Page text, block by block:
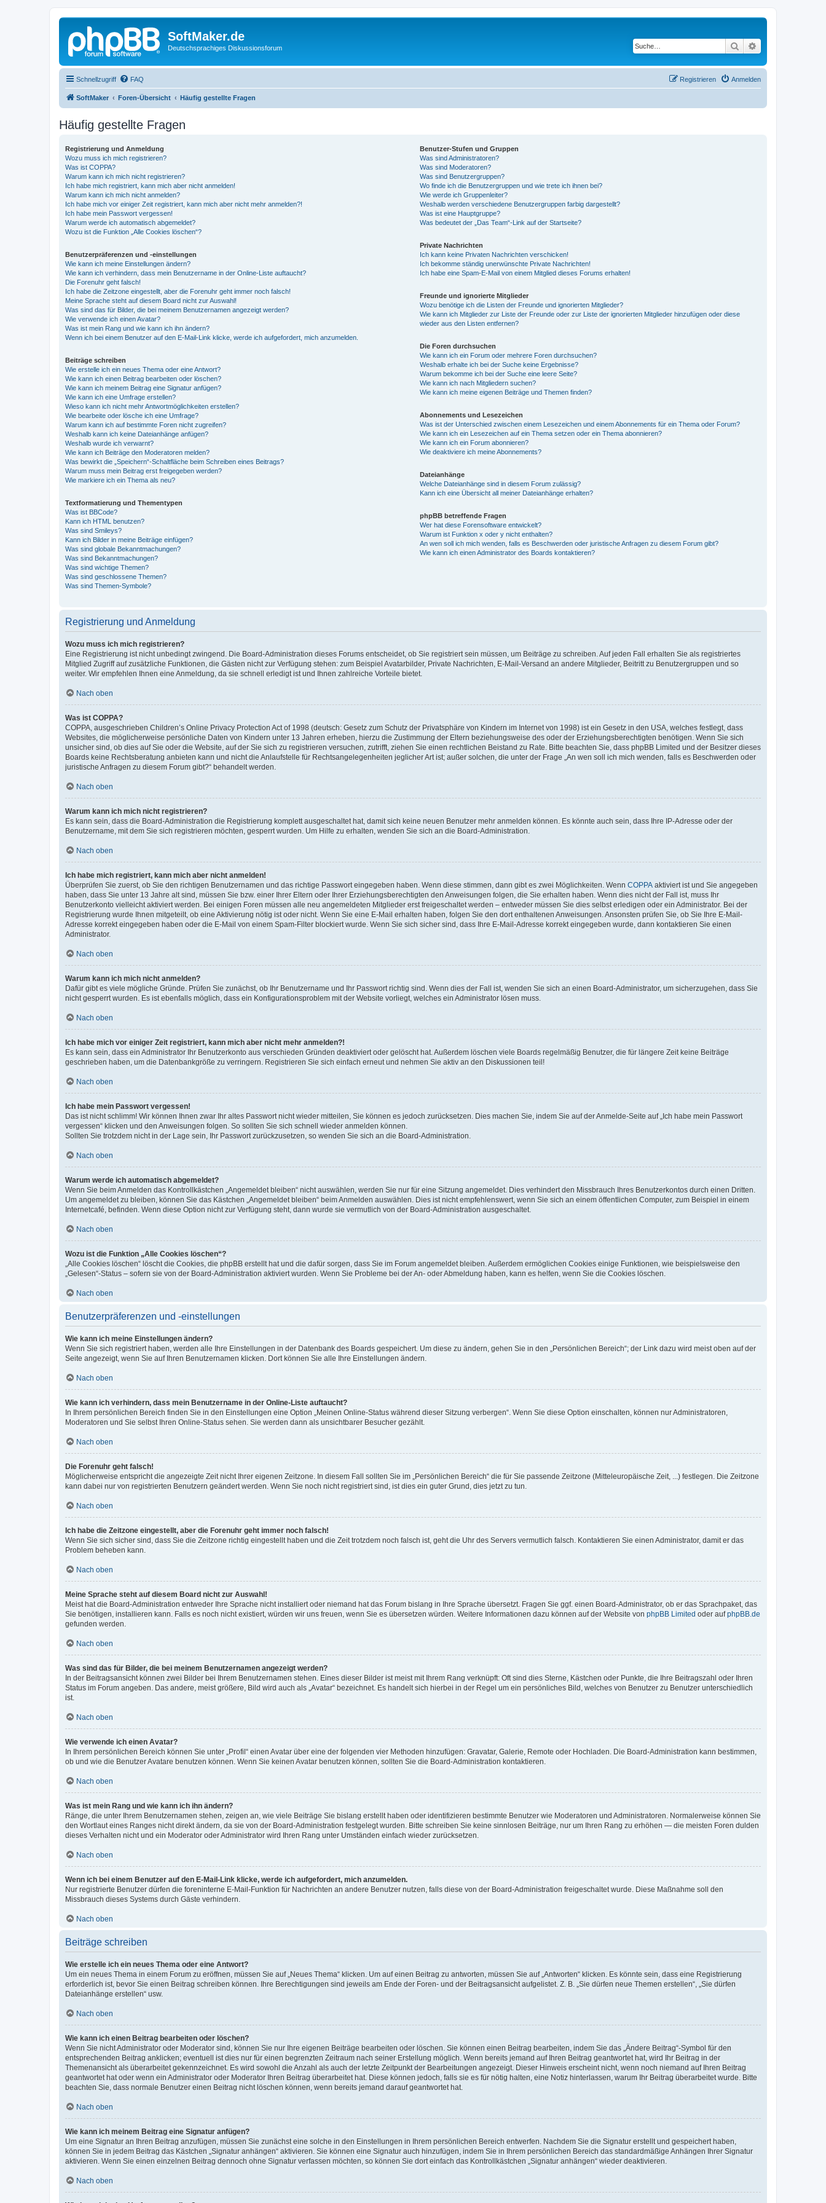
SoftMaker.de
Deutschsprachiges Diskussionsforum Suche
Schnellzugriff FAQ Anmelden
Registrieren
SoftMaker Foren-Übersicht Häufig gestellte Fragen
Häufig gestellte Fragen
Registrierung und Anmeldung
Wozu muss ich mich registrieren?
Was ist COPPA?
Warum kann ich mich nicht registrieren?
Ich habe mich registriert, kann mich aber nicht anmelden!
Warum kann ich mich nicht anmelden?
Ich habe mich vor einiger Zeit registriert, kann mich aber nicht mehr anmelden?!
Ich habe mein Passwort vergessen!
Warum werde ich automatisch abgemeldet?
Wozu ist die Funktion „Alle Cookies löschen“?
Benutzerpräferenzen und -einstellungen
Wie kann ich meine Einstellungen ändern?
Wie kann ich verhindern, dass mein Benutzername in der Online-Liste auftaucht?
Die Forenuhr geht falsch!
Ich habe die Zeitzone eingestellt, aber die Forenuhr geht immer noch falsch!
Meine Sprache steht auf diesem Board nicht zur Auswahl!
Was sind das für Bilder, die bei meinem Benutzernamen angezeigt werden?
Wie verwende ich einen Avatar?
Was ist mein Rang und wie kann ich ihn ändern?
Wenn ich bei einem Benutzer auf den E-Mail-Link klicke, werde ich aufgefordert, mich anzumelden.
Beiträge schreiben
Wie erstelle ich ein neues Thema oder eine Antwort?
Wie kann ich einen Beitrag bearbeiten oder löschen?
Wie kann ich meinem Beitrag eine Signatur anfügen?
Wie kann ich eine Umfrage erstellen?
Wieso kann ich nicht mehr Antwortmöglichkeiten erstellen?
Wie bearbeite oder lösche ich eine Umfrage?
Warum kann ich auf bestimmte Foren nicht zugreifen?
Weshalb kann ich keine Dateianhänge anfügen?
Weshalb wurde ich verwarnt?
Wie kann ich Beiträge den Moderatoren melden?
Was bewirkt die „Speichern“-Schaltfläche beim Schreiben eines Beitrags?
Warum muss mein Beitrag erst freigegeben werden?
Wie markiere ich ein Thema als neu?
Textformatierung und Thementypen
Was ist BBCode?
Kann ich HTML benutzen?
Was sind Smileys?
Kann ich Bilder in meine Beiträge einfügen?
Was sind globale Bekanntmachungen?
Was sind Bekanntmachungen?
Was sind wichtige Themen?
Was sind geschlossene Themen?
Was sind Themen-Symbole?
Benutzer-Stufen und Gruppen
Was sind Administratoren?
Was sind Moderatoren?
Was sind Benutzergruppen?
Wo finde ich die Benutzergruppen und wie trete ich ihnen bei?
Wie werde ich Gruppenleiter?
Weshalb werden verschiedene Benutzergruppen farbig dargestellt?
Was ist eine Hauptgruppe?
Was bedeutet der „Das Team“-Link auf der Startseite?
Private Nachrichten
Ich kann keine Privaten Nachrichten verschicken!
Ich bekomme ständig unerwünschte Private Nachrichten!
Ich habe eine Spam-E-Mail von einem Mitglied dieses Forums erhalten!
Freunde und ignorierte Mitglieder
Wozu benötige ich die Listen der Freunde und ignorierten Mitglieder?
Wie kann ich Mitglieder zur Liste der Freunde oder zur Liste der ignorierten Mitglieder hinzufügen oder diese
wieder aus den Listen entfernen?
Die Foren durchsuchen
Wie kann ich ein Forum oder mehrere Foren durchsuchen?
Weshalb erhalte ich bei der Suche keine Ergebnisse?
Warum bekomme ich bei der Suche eine leere Seite?
Wie kann ich nach Mitgliedern suchen?
Wie kann ich meine eigenen Beiträge und Themen finden?
Abonnements und Lesezeichen
Was ist der Unterschied zwischen einem Lesezeichen und einem Abonnements für ein Thema oder Forum?
Wie kann ich ein Lesezeichen auf ein Thema setzen oder ein Thema abonnieren?
Wie kann ich ein Forum abonnieren?
Wie deaktiviere ich meine Abonnements?
Dateianhänge
Welche Dateianhänge sind in diesem Forum zulässig?
Kann ich eine Übersicht all meiner Dateianhänge erhalten?
phpBB betreffende Fragen
Wer hat diese Forensoftware entwickelt?
Warum ist Funktion x oder y nicht enthalten?
An wen soll ich mich wenden, falls es Beschwerden oder juristische Anfragen zu diesem Forum gibt?
Wie kann ich einen Administrator des Boards kontaktieren?
Registrierung und Anmeldung
Wozu muss ich mich registrieren?
Eine Registrierung ist nicht unbedingt zwingend. Die Board-Administration dieses Forums entscheidet, ob Sie registriert sein müssen, um Beiträge zu schreiben. Auf jeden Fall erhalten Sie als registriertes
Mitglied Zugriff auf zusätzliche Funktionen, die Gästen nicht zur Verfügung stehen: zum Beispiel Avatarbilder, Private Nachrichten, E-Mail-Versand an andere Mitglieder, Beitritt zu Benutzergruppen und so
weiter. Wir empfehlen Ihnen eine Anmeldung, da sie schnell erledigt ist und Ihnen zahlreiche Vorteile bietet.
Nach oben
Was ist COPPA?
COPPA, ausgeschrieben Children’s Online Privacy Protection Act of 1998 (deutsch: Gesetz zum Schutz der Privatsphäre von Kindern im Internet von 1998) ist ein Gesetz in den USA, welches festlegt, dass
Websites, die möglicherweise persönliche Daten von Kindern unter 13 Jahren erheben, hierzu die Zustimmung der Eltern beziehungsweise des oder der Erziehungsberechtigten benötigen. Wenn Sie sich
unsicher sind, ob dies auf Sie oder die Website, auf der Sie sich zu registrieren versuchen, zutrifft, ziehen Sie einen rechtlichen Beistand zu Rate. Bitte beachten Sie, dass phpBB Limited und der Besitzer dieses
Boards keine Rechtsberatung anbieten kann und nicht die Anlaufstelle für Rechtsangelegenheiten jeglicher Art ist; außer solchen, die unter der Frage „An wen soll ich mich wenden, falls es Beschwerden oder
juristische Anfragen zu diesem Forum gibt?“ behandelt werden.
Nach oben
Warum kann ich mich nicht registrieren?
Es kann sein, dass die Board-Administration die Registrierung komplett ausgeschaltet hat, damit sich keine neuen Benutzer mehr anmelden können. Es könnte auch sein, dass Ihre IP-Adresse oder der
Benutzername, mit dem Sie sich registrieren möchten, gesperrt wurden. Um Hilfe zu erhalten, wenden Sie sich an die Board-Administration.
Nach oben
Ich habe mich registriert, kann mich aber nicht anmelden!
Überprüfen Sie zuerst, ob Sie den richtigen Benutzernamen und das richtige Passwort eingegeben haben. Wenn diese stimmen, dann gibt es zwei Möglichkeiten. Wenn COPPA aktiviert ist und Sie angegeben
haben, dass Sie unter 13 Jahre alt sind, müssen Sie bzw. einer Ihrer Eltern oder Ihrer Erziehungsberechtigten den Anweisungen folgen, die Sie erhalten haben. Wenn dies nicht der Fall ist, muss Ihr
Benutzerkonto vielleicht aktiviert werden. Bei einigen Foren müssen alle neu angemeldeten Mitglieder erst freigeschaltet werden – entweder müssen Sie dies selbst erledigen oder ein Administrator. Bei der
Registrierung wurde Ihnen mitgeteilt, ob eine Aktivierung nötig ist oder nicht. Wenn Sie eine E-Mail erhalten haben, folgen Sie den dort enthaltenen Anweisungen. Ansonsten prüfen Sie, ob Sie Ihre E-Mail-
Adresse korrekt eingegeben haben oder die E-Mail von einem Spam-Filter blockiert wurde. Wenn Sie sich sicher sind, dass Ihre E-Mail-Adresse korrekt eingegeben wurde, dann kontaktieren Sie einen
Administrator.
Nach oben
Warum kann ich mich nicht anmelden?
Dafür gibt es viele mögliche Gründe. Prüfen Sie zunächst, ob Ihr Benutzername und Ihr Passwort richtig sind. Wenn dies der Fall ist, wenden Sie sich an einen Board-Administrator, um sicherzugehen, dass Sie
nicht gesperrt wurden. Es ist ebenfalls möglich, dass ein Konfigurationsproblem mit der Website vorliegt, welches ein Administrator lösen muss.
Nach oben
Ich habe mich vor einiger Zeit registriert, kann mich aber nicht mehr anmelden?!
Es kann sein, dass ein Administrator Ihr Benutzerkonto aus verschieden Gründen deaktiviert oder gelöscht hat. Außerdem löschen viele Boards regelmäßig Benutzer, die für längere Zeit keine Beiträge
geschrieben haben, um die Datenbankgröße zu verringern. Registrieren Sie sich einfach erneut und nehmen Sie aktiv an den Diskussionen teil!
Nach oben
Ich habe mein Passwort vergessen!
Das ist nicht schlimm! Wir können Ihnen zwar Ihr altes Passwort nicht wieder mitteilen, Sie können es jedoch zurücksetzen. Dies machen Sie, indem Sie auf der Anmelde-Seite auf „Ich habe mein Passwort
vergessen“ klicken und den Anweisungen folgen. So sollten Sie sich schnell wieder anmelden können.
Sollten Sie trotzdem nicht in der Lage sein, Ihr Passwort zurückzusetzen, so wenden Sie sich an die Board-Administration.
Nach oben
Warum werde ich automatisch abgemeldet?
Wenn Sie beim Anmelden das Kontrollkästchen „Angemeldet bleiben“ nicht auswählen, werden Sie nur für eine Sitzung angemeldet. Dies verhindert den Missbrauch Ihres Benutzerkontos durch einen Dritten.
Um angemeldet zu bleiben, können Sie das Kästchen „Angemeldet bleiben“ beim Anmelden auswählen. Dies ist nicht empfehlenswert, wenn Sie sich an einem öffentlichen Computer, zum Beispiel in einem
Internetcafé, befinden. Wenn diese Option nicht zur Verfügung steht, dann wurde sie vermutlich von der Board-Administration ausgeschaltet.
Nach oben
Wozu ist die Funktion „Alle Cookies löschen“?
„Alle Cookies löschen“ löscht die Cookies, die phpBB erstellt hat und die dafür sorgen, dass Sie im Forum angemeldet bleiben. Außerdem ermöglichen Cookies einige Funktionen, wie beispielsweise den
„Gelesen“-Status – sofern sie von der Board-Administration aktiviert wurden. Wenn Sie Probleme bei der An- oder Abmeldung haben, kann es helfen, wenn Sie die Cookies löschen.
Nach oben
Benutzerpräferenzen und -einstellungen
Wie kann ich meine Einstellungen ändern?
Wenn Sie sich registriert haben, werden alle Ihre Einstellungen in der Datenbank des Boards gespeichert. Um diese zu ändern, gehen Sie in den „Persönlichen Bereich“; der Link dazu wird meist oben auf der
Seite angezeigt, wenn Sie auf Ihren Benutzernamen klicken. Dort können Sie alle Ihre Einstellungen ändern.
Nach oben
Wie kann ich verhindern, dass mein Benutzername in der Online-Liste auftaucht?
In Ihrem persönlichen Bereich finden Sie in den Einstellungen eine Option „Meinen Online-Status während dieser Sitzung verbergen“. Wenn Sie diese Option einschalten, können nur Administratoren,
Moderatoren und Sie selbst Ihren Online-Status sehen. Sie werden dann als unsichtbarer Besucher gezählt.
Nach oben
Die Forenuhr geht falsch!
Möglicherweise entspricht die angezeigte Zeit nicht Ihrer eigenen Zeitzone. In diesem Fall sollten Sie im „Persönlichen Bereich“ die für Sie passende Zeitzone (Mitteleuropäische Zeit, ...) festlegen. Die Zeitzone
kann dabei nur von registrierten Benutzern geändert werden. Wenn Sie noch nicht registriert sind, ist dies ein guter Grund, dies jetzt zu tun.
Nach oben
Ich habe die Zeitzone eingestellt, aber die Forenuhr geht immer noch falsch!
Wenn Sie sich sicher sind, dass Sie die Zeitzone richtig eingestellt haben und die Zeit trotzdem noch falsch ist, geht die Uhr des Servers vermutlich falsch. Kontaktieren Sie einen Administrator, damit er das
Problem beheben kann.
Nach oben
Meine Sprache steht auf diesem Board nicht zur Auswahl!
Meist hat die Board-Administration entweder Ihre Sprache nicht installiert oder niemand hat das Forum bislang in Ihre Sprache übersetzt. Fragen Sie ggf. einen Board-Administrator, ob er das Sprachpaket, das
Sie benötigen, installieren kann. Falls es noch nicht existiert, würden wir uns freuen, wenn Sie es übersetzen würden. Weitere Informationen dazu können auf der Website von phpBB Limited oder aufphpBB.de
gefunden werden.
Nach oben
Was sind das für Bilder, die bei meinem Benutzernamen angezeigt werden?
In der Beitragsansicht können zwei Bilder bei Ihrem Benutzernamen stehen. Eines dieser Bilder ist meist mit Ihrem Rang verknüpft: Oft sind dies Sterne, Kästchen oder Punkte, die Ihre Beitragszahl oder Ihren
Status im Forum angeben. Das andere, meist größere, Bild wird auch als „Avatar“ bezeichnet. Es handelt sich hierbei in der Regel um ein persönliches Bild, welches von Benutzer zu Benutzer unterschiedlich
ist.
Nach oben
Wie verwende ich einen Avatar?
In Ihrem persönlichen Bereich können Sie unter „Profil“ einen Avatar über eine der folgenden vier Methoden hinzufügen: Gravatar, Galerie, Remote oder Hochladen. Die Board-Administration kann bestimmen,
ob und wie die Benutzer Avatare benutzen können. Wenn Sie keinen Avatar benutzen können, sollten Sie die Board-Administration kontaktieren.
Nach oben
Was ist mein Rang und wie kann ich ihn ändern?
Ränge, die unter Ihrem Benutzernamen stehen, zeigen an, wie viele Beiträge Sie bislang erstellt haben oder identifizieren bestimmte Benutzer wie Moderatoren und Administratoren. Normalerweise können Sie
den Wortlaut eines Ranges nicht direkt ändern, da sie von der Board-Administration festgelegt wurden. Bitte schreiben Sie keine sinnlosen Beiträge, nur um Ihren Rang zu erhöhen — die meisten Foren dulden
dieses Verhalten nicht und ein Moderator oder Administrator wird Ihren Rang unter Umständen einfach wieder zurücksetzen.
Nach oben
Wenn ich bei einem Benutzer auf den E-Mail-Link klicke, werde ich aufgefordert, mich anzumelden.
Nur registrierte Benutzer dürfen die foreninterne E-Mail-Funktion für Nachrichten an andere Benutzer nutzen, falls diese von der Board-Administration freigeschaltet wurde. Diese Maßnahme soll den
Missbrauch dieses Systems durch Gäste verhindern.
Nach oben
Beiträge schreiben
Wie erstelle ich ein neues Thema oder eine Antwort?
Um ein neues Thema in einem Forum zu eröffnen, müssen Sie auf „Neues Thema“ klicken. Um auf einen Beitrag zu antworten, müssen Sie auf „Antworten“ klicken. Es könnte sein, dass eine Registrierung
erforderlich ist, bevor Sie einen Beitrag schreiben können. Ihre Berechtigungen sind jeweils am Ende der Foren- und der Beitragsansicht aufgelistet. Z. B. „Sie dürfen neue Themen erstellen“, „Sie dürfen
Dateianhänge erstellen“ usw.
Nach oben
Wie kann ich einen Beitrag bearbeiten oder löschen?
Wenn Sie nicht Administrator oder Moderator sind, können Sie nur Ihre eigenen Beiträge bearbeiten oder löschen. Sie können einen Beitrag bearbeiten, indem Sie das „Ändere Beitrag“-Symbol für den
entsprechenden Beitrag anklicken; eventuell ist dies nur für einen begrenzten Zeitraum nach seiner Erstellung möglich. Wenn bereits jemand auf Ihren Beitrag geantwortet hat, wird Ihr Beitrag in der
Themenansicht als überarbeitet gekennzeichnet. Es wird sowohl die Anzahl als auch der letzte Zeitpunkt der Bearbeitungen angezeigt. Dieser Hinweis erscheint nicht, wenn noch niemand auf Ihren Beitrag
geantwortet hat oder wenn ein Administrator oder Moderator Ihren Beitrag überarbeitet hat. Diese können jedoch, falls sie es für nötig halten, eine Notiz hinterlassen, warum Ihr Beitrag überarbeitet wurde. Bitte
beachten Sie, dass normale Benutzer einen Beitrag nicht löschen können, wenn bereits jemand darauf geantwortet hat.
Nach oben
Wie kann ich meinem Beitrag eine Signatur anfügen?
Um eine Signatur an Ihren Beitrag anzufügen, müssen Sie zunächst eine solche in den Einstellungen in Ihrem persönlichen Bereich entwerfen. Nachdem Sie die Signatur erstellt und gespeichert haben,
können Sie in jedem Beitrag das Kästchen „Signatur anhängen“ aktivieren. Sie können eine Signatur auch hinzufügen, indem Sie in Ihrem persönlichen Bereich das standardmäßige Anhängen Ihrer Signatur
aktivieren. Wenn Sie einen einzelnen Beitrag dennoch ohne Signatur verfassen möchten, so können Sie dort einfach das Kontrollkästchen „Signatur anhängen“ wieder deaktivieren.
Nach oben